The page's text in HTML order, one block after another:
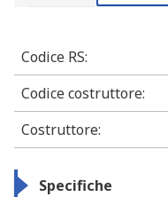
Codice RS:
Codice costruttore:
Costruttore:
Specifiche